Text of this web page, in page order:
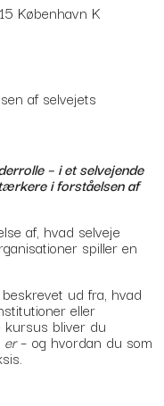
København K
af selvejets
– i et selvejende
i forståelsen af
af, hvad selveje
spiller en
ud fra, hvad
eller
kursus bliver du
er– og hvordan du som